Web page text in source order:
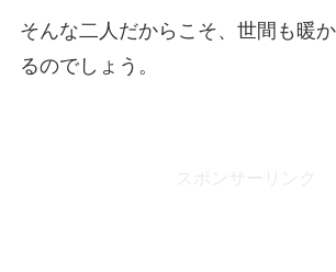
そんな二人だからこそ、世間も暖
るのでしょう。